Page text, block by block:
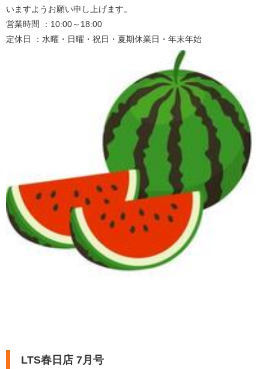
いますようお願い申し上げます。
営業時間 ：10:00～18:00
定休日 ：水曜・日曜・祝日・夏期休業日・年末年始
LTS春日店 7月号